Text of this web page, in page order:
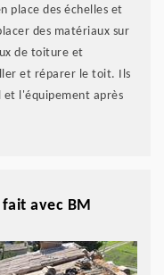
place des échelles et
des matériaux sur
de toiture et
et réparer le toit. Ils
l'équipement après
avec BM